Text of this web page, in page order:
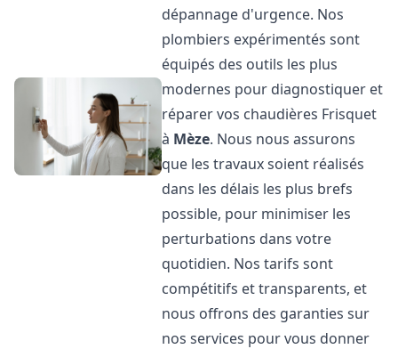
dépannage d'urgence. Nos
plombiers expérimentés sont
équipés des outils les plus
modernes pour diagnostiquer et
réparer vos chaudières Frisquet
à Mèze. Nous nous assurons
que les travaux soient réalisés
dans les délais les plus brefs
possible, pour minimiser les
perturbations dans votre
quotidien. Nos tarifs sont
compétitifs et transparents, et
nous offrons des garanties sur
nos services pour vous donner